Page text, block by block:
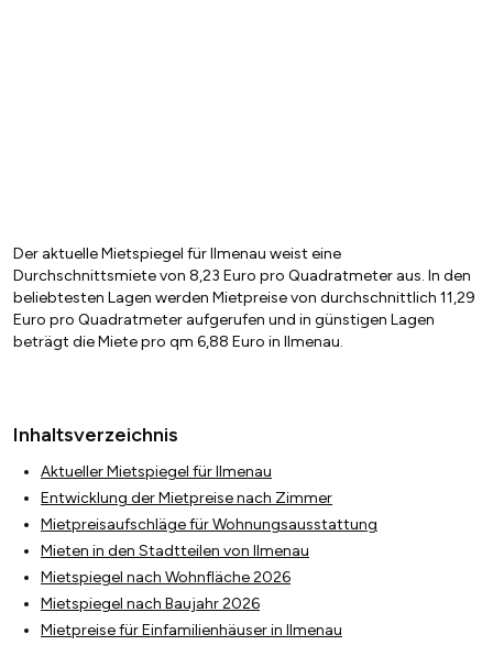
Der aktuelle Mietspiegel für Ilmenau weist eine
Durchschnittsmiete von 8,23 Euro pro Quadratmeter aus. In den
beliebtesten Lagen werden Mietpreise von durchschnittlich 11,29
Euro pro Quadratmeter aufgerufen und in günstigen Lagen
beträgt die Miete pro qm 6,88 Euro in Ilmenau.
Inhaltsverzeichnis
Aktueller Mietspiegel für Ilmenau
Entwicklung der Mietpreise nach Zimmer
Mietpreisaufschläge für Wohnungsausstattung
Mieten in den Stadtteilen von Ilmenau
Mietspiegel nach Wohnfläche 2026
Mietspiegel nach Baujahr 2026
Mietpreise für Einfamilienhäuser in Ilmenau